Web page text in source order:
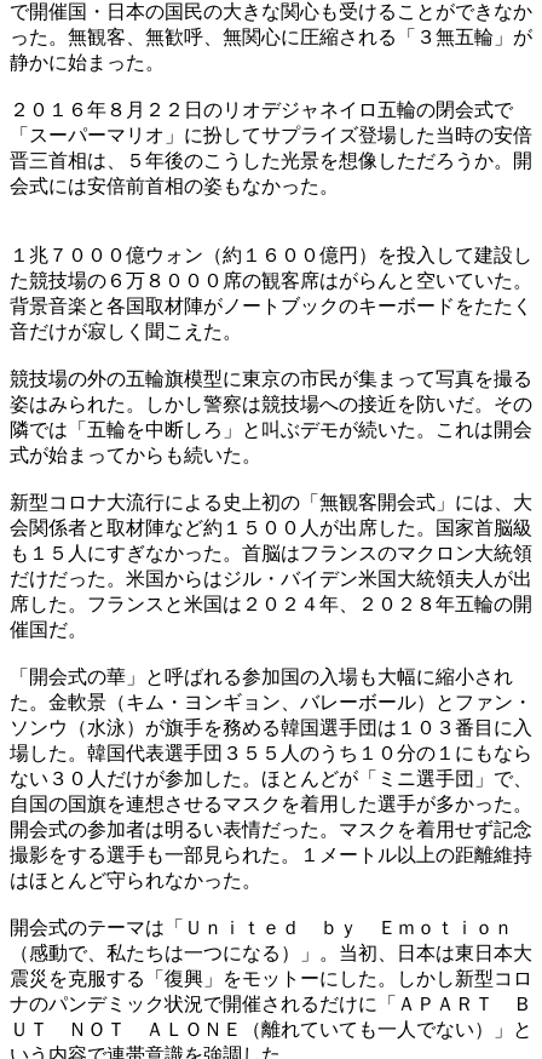
で開催国・日本の国民の大きな関心も受けることができなか
った。無観客、無歓呼、無関心に圧縮される「３無五輪」が
静かに始まった。
２０１６年８月２２日のリオデジャネイロ五輪の閉会式で
「スーパーマリオ」に扮してサプライズ登場した当時の安倍
晋三首相は、５年後のこうした光景を想像しただろうか。開
会式には安倍前首相の姿もなかった。
１兆７０００億ウォン（約１６００億円）を投入して建設し
た競技場の６万８０００席の観客席はがらんと空いていた。
背景音楽と各国取材陣がノートブックのキーボードをたたく
音だけが寂しく聞こえた。
競技場の外の五輪旗模型に東京の市民が集まって写真を撮る
姿はみられた。しかし警察は競技場への接近を防いだ。その
隣では「五輪を中断しろ」と叫ぶデモが続いた。これは開会
式が始まってからも続いた。
新型コロナ大流行による史上初の「無観客開会式」には、大
会関係者と取材陣など約１５００人が出席した。国家首脳級
も１５人にすぎなかった。首脳はフランスのマクロン大統領
だけだった。米国からはジル・バイデン米国大統領夫人が出
席した。フランスと米国は２０２４年、２０２８年五輪の開
催国だ。
「開会式の華」と呼ばれる参加国の入場も大幅に縮小され
た。金軟景（キム・ヨンギョン、バレーボール）とファン・
ソンウ（水泳）が旗手を務める韓国選手団は１０３番目に入
場した。韓国代表選手団３５５人のうち１０分の１にもなら
ない３０人だけが参加した。ほとんどが「ミニ選手団」で、
自国の国旗を連想させるマスクを着用した選手が多かった。
開会式の参加者は明るい表情だった。マスクを着用せず記念
撮影をする選手も一部見られた。１メートル以上の距離維持
はほとんど守られなかった。
開会式のテーマは「Ｕｎｉｔｅｄ ｂｙ Ｅｍｏｔｉｏｎ
（感動で、私たちは一つになる）」。当初、日本は東日本大
震災を克服する「復興」をモットーにした。しかし新型コロ
ナのパンデミック状況で開催されるだけに「ＡＰＡＲＴ Ｂ
ＵＴ ＮＯＴ ＡＬＯＮＥ（離れていても一人でない）」と